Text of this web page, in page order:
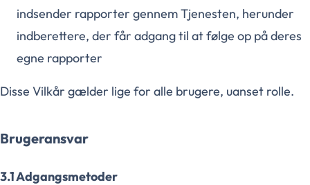
indsender rapporter gennem Tjenesten, herunder
indberettere, der får adgang til at følge op på deres
egne rapporter
Disse Vilkår gælder lige for alle brugere, uanset rolle.
Brugeransvar
3.1 Adgangsmetoder